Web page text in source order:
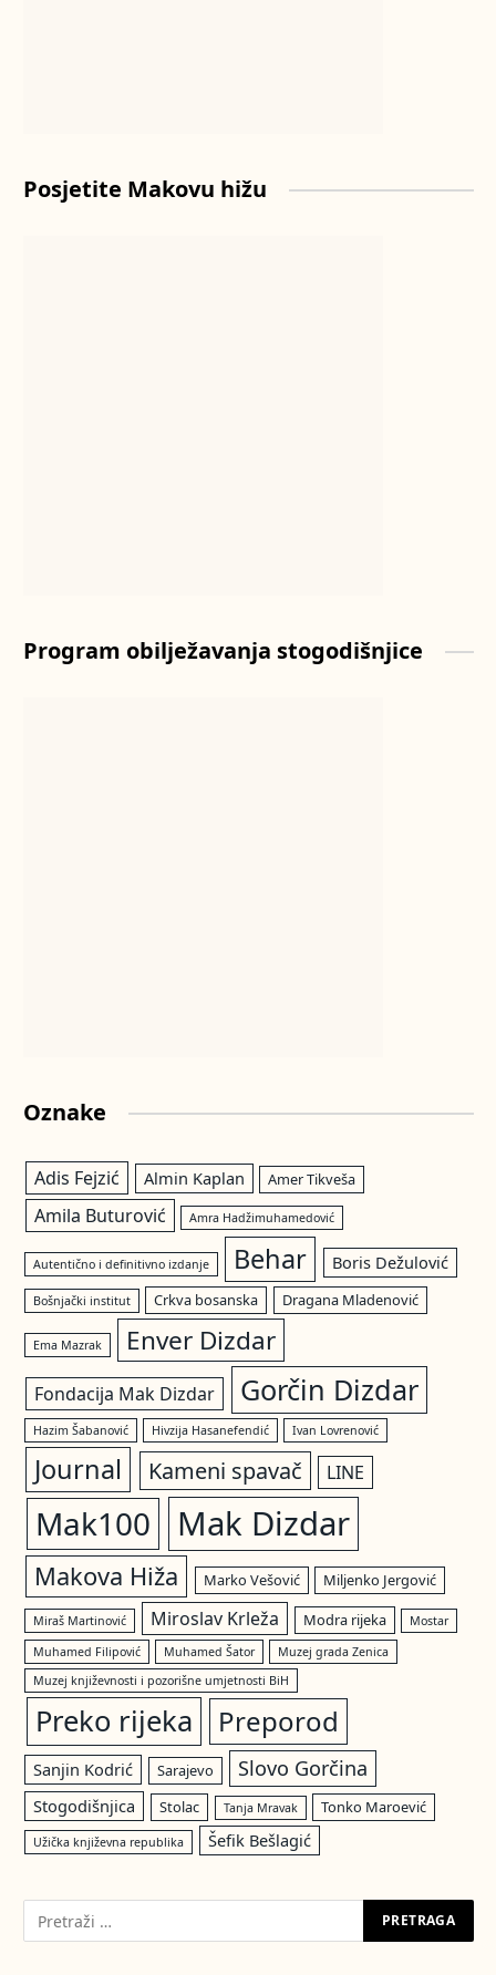
Posjetite Makovu hižu
Program obilježavanja stogodišnjice
Oznake
Adis Fejzić Almin Kaplan Amer Tikveša
Amila Buturović Amra Hadžimuhamedović
Autentično i definitivno izdanje Behar Boris Dežulović
Bošnjački institut Crkva bosanska Dragana Mladenović
Ema Mazrak Enver Dizdar
Fondacija Mak Dizdar Gorčin Dizdar
Hazim Šabanović Hivzija Hasanefendić Ivan Lovrenović
Journal Kameni spavač LINE
Mak100 Mak Dizdar
Makova Hiža Marko Vešović Miljenko Jergović
Miraš Martinović Miroslav Krleža Modra rijeka
Mostar
Muhamed Filipović
Muhamed Šator
Muzej grada Zenica
Muzej književnosti i pozorišne umjetnosti BiH
Preko rijeka Preporod
Sanjin Kodrić Sarajevo Slovo Gorčina
Stogodišnjica Stolac Tanja Mravak Tonko Maroević
Užička književna republika Šefik Bešlagić